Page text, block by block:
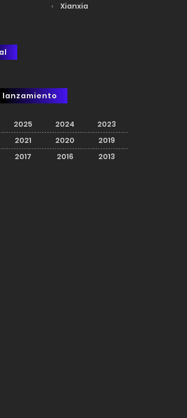
Xianxia
lanzamiento
2025 2024
2023
2021 2020
2019
2017 2016 2013